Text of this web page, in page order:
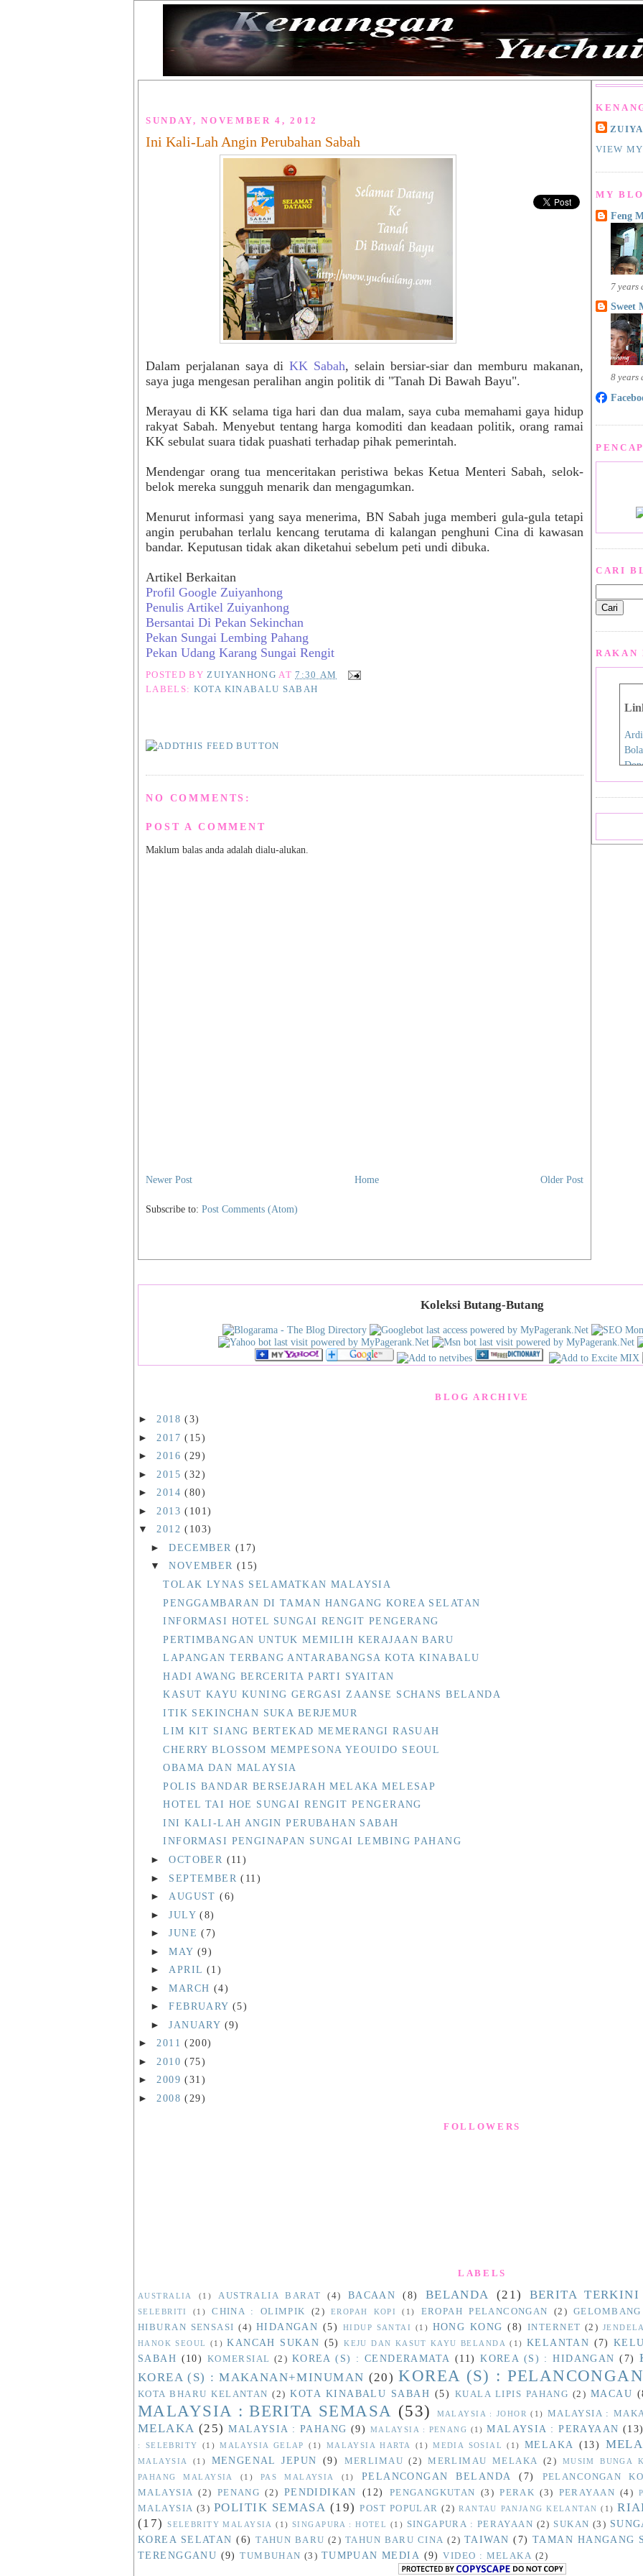
SUNDAY, NOVEMBER 4, 2012
Ini Kali-Lah Angin Perubahan Sabah
Dalam perjalanan saya diKK Sabah, selain bersiar-siar dan memburu makanan,
saya juga mengesan peralihan angin politik di "Tanah Di Bawah Bayu".
Merayau di KK selama tiga hari dan dua malam, saya cuba memahami gaya hidup
rakyat Sabah. Menyebut tentang harga komoditi dan keadaan politik, orang ramai
KK sebulat suara tidak puashati terhadap pihak pemerintah.
Mendengar orang tua menceritakan peristiwa bekas Ketua Menteri Sabah, selok-
belok mereka sungguh menarik dan mengagumkan.
Menurut informasi yang saya menerima, BN Sabah juga memberi gula-gula tetapi
angin perubahan terlalu kencang terutama di kalangan penghuni Cina di kawasan
bandar. Keputusan tidak akan diketahui sebelum peti undi dibuka.
Artikel Berkaitan
Profil Google Zuiyanhong
Penulis Artikel Zuiyanhong
Bersantai Di Pekan Sekinchan
Pekan Sungai Lembing Pahang
Pekan Udang Karang Sungai Rengit
POSTED BY ZUIYANHONG AT7:30 AM
LABELS: KOTA KINABALU SABAH
NO COMMENTS:
POST A COMMENT
Maklum balas anda adalah dialu-alukan.
Newer Post Older Post
Home
Subscribe to: Post Comments (Atom)
VIEW
MY
Feng
7 years
Sweet
8 years
CARI
RAKAN
Ardi
Eida
Koleksi Butang-Butang
BLOG ARCHIVE
►2018(3)
► 2017(15)
►2016(29)
► 2015(32)
►2014(80)
► 2013(101)
▼2012(103)
►DECEMBER(17)
▼NOVEMBER(15)
TOLAK LYNAS SELAMATKAN MALAYSIA
PENGGAMBARAN DI TAMAN HANGANG KOREA SELATAN
INFORMASI HOTEL SUNGAI RENGIT PENGERANG
PERTIMBANGAN UNTUK MEMILIH KERAJAAN BARU
LAPANGAN TERBANG ANTARABANGSA KOTA KINABALU
HADI AWANG BERCERITA PARTI SYAITAN
KASUT KAYU KUNING GERGASI ZAANSE SCHANS BELANDA
ITIK SEKINCHAN SUKA BERJEMUR
LIM KIT SIANG BERTEKAD MEMERANGI RASUAH
CHERRY BLOSSOM MEMPESONA YEOUIDO SEOUL
OBAMA DAN MALAYSIA
POLIS BANDAR BERSEJARAH MELAKA MELESAP
HOTEL TAI HOE SUNGAI RENGIT PENGERANG
INI KALI-LAH ANGIN PERUBAHAN SABAH
INFORMASI PENGINAPAN SUNGAI LEMBING PAHANG
►OCTOBER (11)
► SEPTEMBER(11)
► AUGUST(6)
►JULY(8)
►JUNE(7)
►MAY (9)
► APRIL (1)
►MARCH (4)
►FEBRUARY(5)
►JANUARY (9)
►2011(200)
► 2010(75)
►2009(31)
► 2008(29)
FOLLOWERS
LABELS
AUSTRALIA (1) AUSTRALIA BARAT (4) BACAAN (8) BELANDA (21) BERITA TERKINI
SELEBRITI
(1) CHINA : OLIMPIK (2) EROPAH KOPI (1) EROPAH PELANCONGAN (2)
HIBURAN SENSASI (4) HIDANGAN (5) HIDUP SANTAI (1) HONG KONG (8) INTERNET (2)
HANOK SEOUL
(1) KANCAH SUKAN (5) KEJU DAN KASUT KAYU BELANDA (1) KELANTAN (7)
SABAH (10) KOMERSIAL (2) KOREA (S) : CENDERAMATA (11) KOREA (S) : HIDANGAN (7)
KOREA (S) : MAKANAN+MINUMAN (20) KOREA (S) : PELANCONGAN
KOTA BHARU KELANTAN (2) KOTA KINABALU SABAH (5) KUALA LIPIS PAHANG (2) MACAU
MALAYSIA : BERITA SEMASA (53) MALAYSIA : JOHOR (1) MALAYSIA :
MELAKA (25) MALAYSIA : PAHANG (9) MALAYSIA : PENANG (1) MALAYSIA : PERAYAAN (13)
: SELEBRITY
(1) MALAYSIA GELAP (1) MALAYSIA HARTA (1) MEDIA SOSIAL (1) MELAKA (13)
MALAYSIA
(1) MENGENAL JEPUN (9) MERLIMAU (2) MERLIMAU MELAKA (2) MUSIM BUNGA
PAHANG MALAYSIA (1) PAS MALAYSIA (1) PELANCONGAN BELANDA (7) PELANCONGAN
MALAYSIA
(2) PENANG (2) PENDIDIKAN (12) PENGANGKUTAN (3) PERAK (3) PERAYAAN (4)
MALAYSIA (3) POLITIK SEMASA (19) POST POPULAR (2) RANTAU PANJANG KELANTAN (1)
(17)
SELEBRITY MALAYSIA (1) SINGAPURA : HOTEL (1) SINGAPURA : PERAYAAN (2) SUKAN (3)
KOREA SELATAN (6) TAHUN BARU (2) TAHUN BARU CINA (2) TAIWAN (7) TAMAN HANGANG
TERENGGANU (9) TUMBUHAN (3) TUMPUAN MEDIA (9) VIDEO : MELAKA (2)